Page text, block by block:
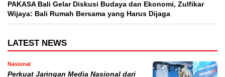
PAKASA Bali Gelar Diskusi Budaya dan Ekonomi, Zulfikar
Wijaya: Bali Rumah Bersama yang Harus Dijaga
LATEST NEWS
Nasional
Perkuat Jaringan Media Nasional dari